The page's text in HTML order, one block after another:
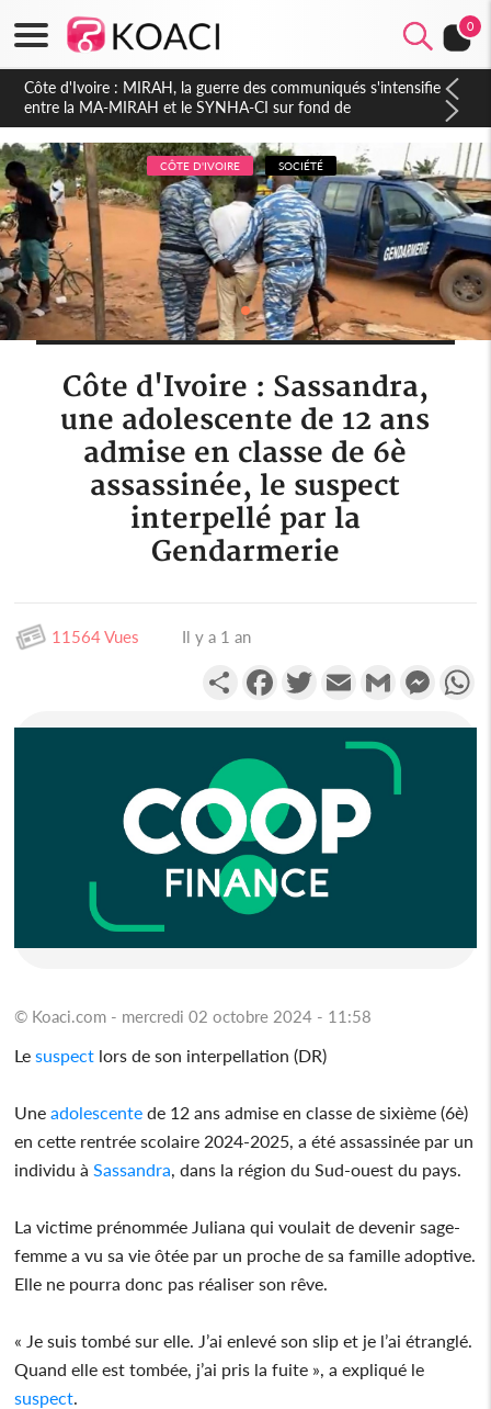
0
Côte d'Ivoire : Indépendance 2026, Thiam plaide pour un
environnement démocratique plus apaisé
CÔTE D'IVOIRE SOCIÉTÉ
Côte d'Ivoire : Sassandra,
une adolescente de 12 ans
admise en classe de 6è
assassinée, le suspect
interpellé par la
Gendarmerie
11564 Vues Il y a 1 an
PartagerFacebookTwitterEmail Gmail
© Koaci.com - mercredi 02 octobre 2024 - 11:58
Lesuspect lors de son interpellation (DR)
Uneadolescente de 12 ans admise en classe de sixième (6è)
en cette rentrée scolaire 2024-2025, a été assassinée par un
individu à Sassandra , dans la région du Sud-ouest du pays.
La victime prénommée Juliana qui voulait de devenir sage-
femme a vu sa vie ôtée par un proche de sa famille adoptive.
Elle ne pourra donc pas réaliser son rêve.
« Je suis tombé sur elle. J’ai enlevé son slip et je l’ai étranglé.
Quand elle est tombée, j’ai pris la fuite », a expliqué le
suspect